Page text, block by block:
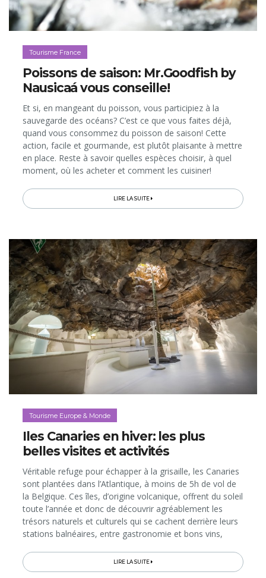
Tourisme France
Poissons de saison: Mr.Goodfish by
Nausicaá vous conseille!
Et si, en mangeant du poisson, vous participiez à la
sauvegarde des océans? C’est ce que vous faites déjà,
quand vous consommez du poisson de saison! Cette
action, facile et gourmande, est plutôt plaisante à mettre
en place. Reste à savoir quelles espèces choisir, à quel
moment, où les acheter et comment les cuisiner!
d'autres initiatives...
LIRE LA SUITE
Tourisme Europe & Monde
Iles Canaries en hiver: les plus
belles visites et activités
Véritable refuge pour échapper à la grisaille, les Canaries
sont plantées dans l’Atlantique, à moins de 5h de vol de
la Belgique. Ces îles, d’origine volcanique, offrent du soleil
toute l’année et donc de découvrir agréablement les
trésors naturels et culturels qui se cachent derrière leurs
stations balnéaires, entre gastronomie et bons vins,
LIRE LA SUITE